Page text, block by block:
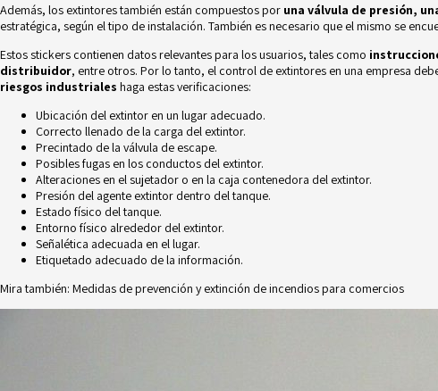
Además, los extintores también están compuestos por una válvula de presión,
estratégica, según el tipo de instalación. También es necesario que el mismo se
Estos stickers contienen datos relevantes para los usuarios, tales como
distribuidor, entre otros. Por lo tanto, el control de extintores en una empresa
riesgos industriales haga estas verificaciones:
Ubicación del extintor en un lugar adecuado.
Correcto llenado de la carga del extintor.
Precintado de la válvula de escape.
Posibles fugas en los conductos del extintor.
Alteraciones en el sujetador o en la caja contenedora del extintor.
Presión del agente extintor dentro del tanque.
Estado físico del tanque.
Entorno físico alrededor del extintor.
Señalética adecuada en el lugar.
Etiquetado adecuado de la información.
Mira también: Medidas de prevención y extinción de incendios para comercios